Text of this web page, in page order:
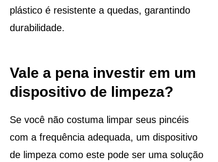
plástico é resistente a quedas, garantindo
durabilidade.
Vale a pena investir em um
dispositivo de limpeza?
Se você não costuma limpar seus pincéis
com a frequência adequada, um dispositivo
de limpeza como este pode ser uma solução